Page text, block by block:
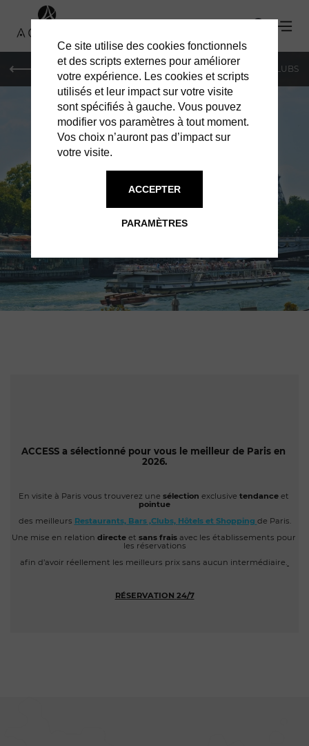
SHOPPING RESTAURANTS BARS & CLUBS
PARIS
ACCESS a sélectionné pour vous le meilleur de Paris en
2026.
En visite à Paris vous trouverez une sélection exclusive tendance et
pointue
des meilleurs Restaurants, Bars ,Clubs, Hôtels et Shopping de Paris.
Une mise en relation directe et sans frais avec les établissements pour
les réservations
afin d’avoir réellement les meilleurs prix sans aucun intermédiaire.
RÉSERVATION 24/7
Ce site utilise des cookies fonctionnels
et des scripts externes pour améliorer
votre expérience. Les cookies et scripts
utilisés et leur impact sur votre visite
sont spécifiés à gauche. Vous pouvez
modifier vos paramètres à tout moment.
Vos choix n’auront pas d’impact sur
votre visite.
PARAMÈTRES
ACCEPTER